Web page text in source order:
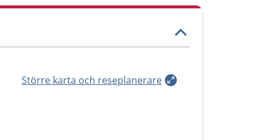
Större karta och reseplanerare